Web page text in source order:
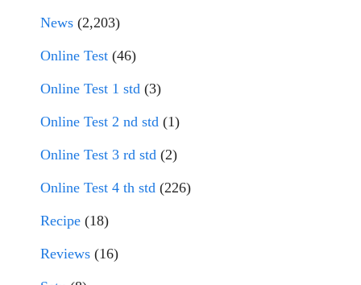
News (2,203)
Online Test (46)
Online Test 1 std (3)
Online Test 2 nd std (1)
Online Test 3 rd std (2)
Online Test 4 th std (226)
Recipe (18)
Reviews (16)